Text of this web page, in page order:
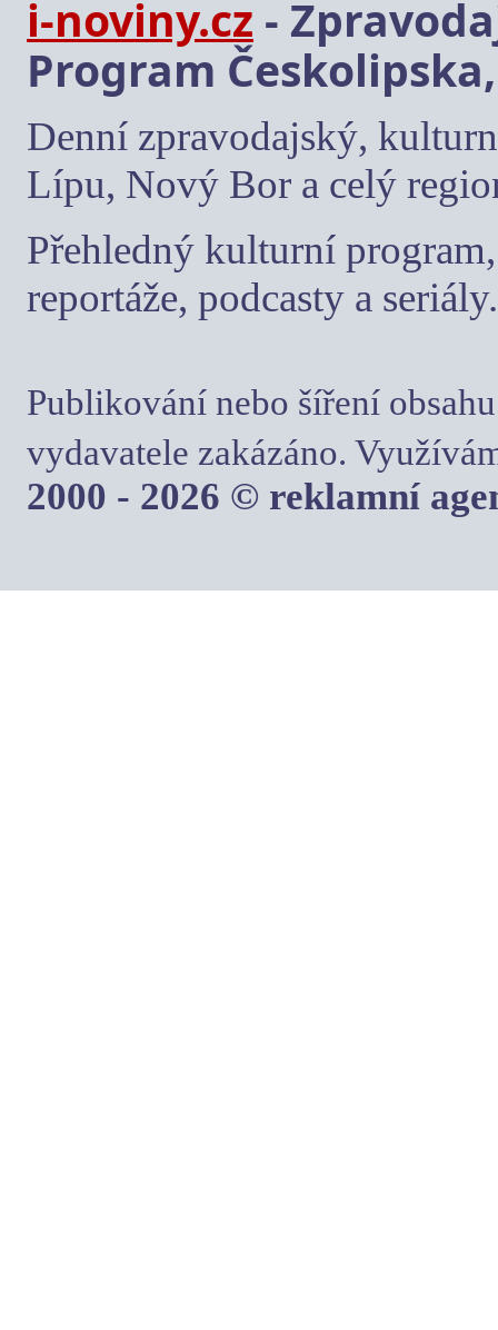
i-noviny.cz -
Program
Denní zpravodajský,
Lípu, Nový Bor a celý
Přehledný kulturní
reportáže, podcasty a seriály.
Publikování nebo šíření
vydavatele zakázáno.
2000 - 2026 © reklamní